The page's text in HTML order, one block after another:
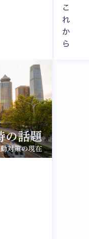
こ
れ
か
ら